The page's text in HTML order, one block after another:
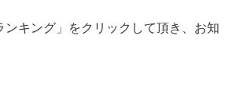
ンキング」をクリックして頂き、お知